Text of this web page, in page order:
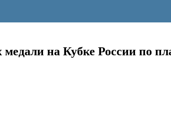
на Кубке России по